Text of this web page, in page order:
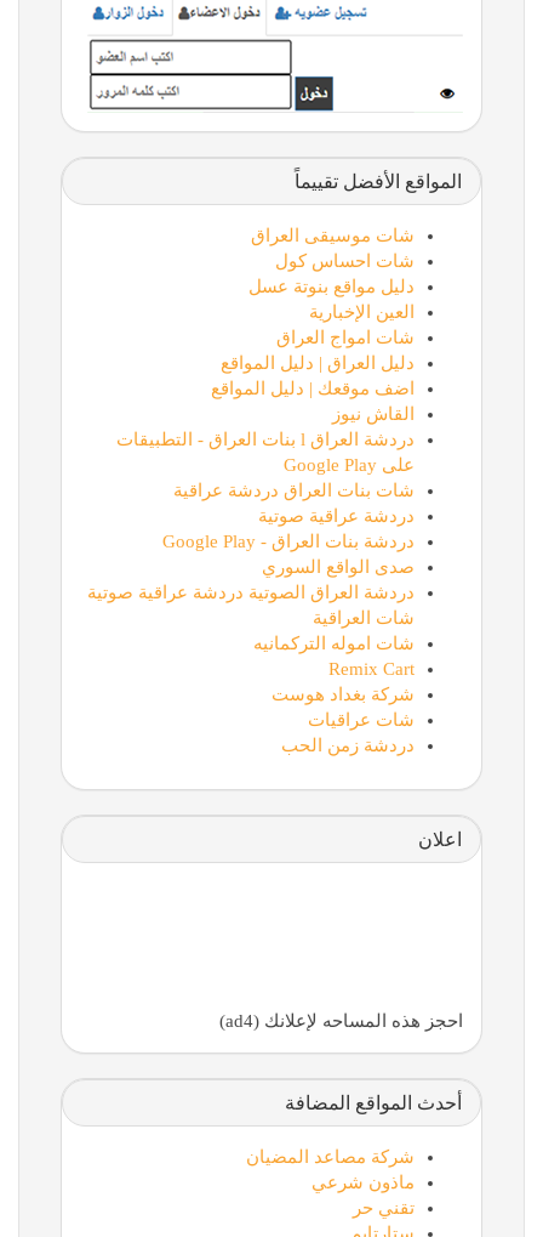
المواقع الأفضل تقييماً
شات موسيقى العراق
شات احساس كول
دليل مواقع بنوتة عسل
العين الإخبارية
شات امواج العراق
دليل العراق | دليل المواقع
اضف موقعك | دليل المواقع
القاش نيوز
دردشة العراق l بنات العراق - التطبيقات
على Google Play
شات بنات العراق دردشة عراقية
دردشة عراقية صوتية
دردشة بنات العراق - Google Play
صدى الواقع السوري
دردشة العراق الصوتية دردشة عراقية صوتية
شات العراقية
شات اموله التركمانيه
Remix Cart
شركة بغداد هوست
شات عراقيات
دردشة زمن الحب
اعلان
احجز هذه المساحه لإعلانك (ad4)
أحدث المواقع المضافة
شركة مصاعد المضيان
ماذون شرعي
تقني حر